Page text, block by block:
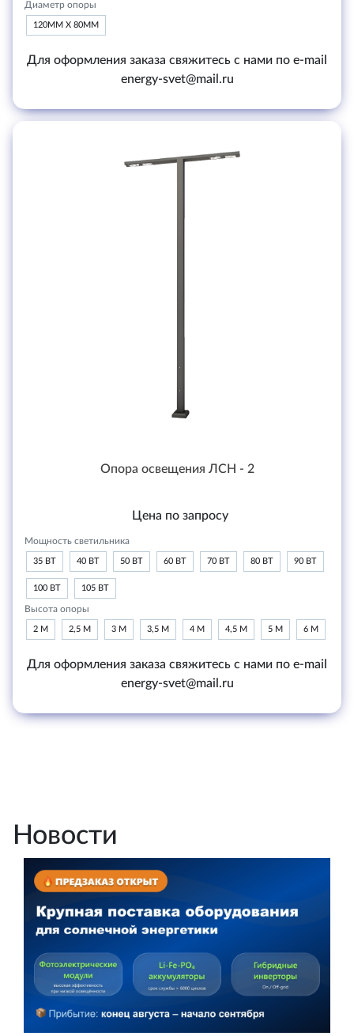
Диаметр опоры
120ММ Х 80ММ
Для оформления заказа свяжитесь с нами по e-mail
energy-svet@mail.ru
Опора освещения ЛСН - 2
Цена по запросу
Мощность светильника
35 ВТ 40 ВТ 50 ВТ 60 ВТ 70 ВТ 80 ВТ 90 ВТ
100 ВТ 105 ВТ
Высота опоры
2 М 2,5 М 3 М 3,5 М 4 М 4,5 М 5 М 6 М
Для оформления заказа свяжитесь с нами по e-mail
energy-svet@mail.ru
Новости